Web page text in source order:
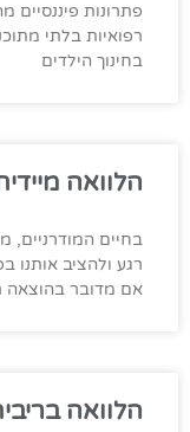
פתרונות פיננסיים
רפואיות בלתי
בחינוך הילדים
הלוואה מיידית
בחיים המודרניים,
רגע ולהציב אותנו
אם מדובר בהוצאה
הלוואה